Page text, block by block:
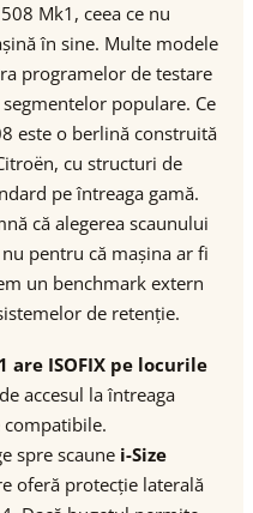
Mk1, ceea ce nu
în sine. Multe modele
programelor de testare
populare. Ce
este o berlină construită
cu structuri de
pe întreaga gamă.
că alegerea scaunului
pentru că mașina ar fi
un benchmark extern
de retenție.
are ISOFIX pe locurile
accesul la întreaga
compatibile.
spre scaune i-Size
oferă protecție laterală